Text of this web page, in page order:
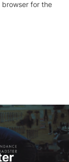
browser for the